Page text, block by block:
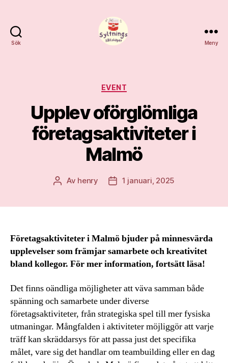
Sök Meny
Kategorier
EVENT
Upplev oförglömliga
företagsaktiviteter i
Malmö
Inläggsförfattare
Av henry Inläggsdatum
1 januari, 2025
Företagsaktiviteter i Malmö bjuder på minnesvärda
upplevelser som främjar samarbete och kreativitet
bland kollegor. För mer information, fortsätt läsa!
Det finns oändliga möjligheter att väva samman både
spänning och samarbete under diverse
företagsaktiviteter, från strategiska spel till mer fysiska
utmaningar. Mångfalden i aktiviteter möjliggör att varje
träff kan skräddarsys för att passa just det specifika
målet, vare sig det handlar om teambuilding eller en dag